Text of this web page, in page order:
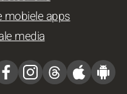
mobiele apps
media